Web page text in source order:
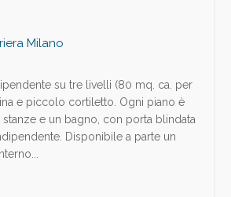
Milano
su tre livelli (80 mq. ca. per
e piccolo cortiletto. Ogni piano è
e un bagno, con porta blindata
Disponibile a parte un